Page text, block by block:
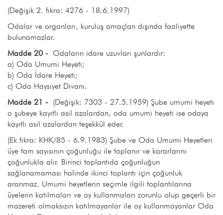
(Değişik 2. fıkra: 4276 - 18.6.1997)
Odalar ve organları, kuruluş amaçlan dışında faaliyette
bulunamazlar.
Madde 20 - Odaların idare uzuvları şunlardır:
a) Oda Umumi Heyeti;
b) Oda İdare Heyeti;
c) Oda Haysiyet Divanı.
Madde 21 - (Değişik: 7303 - 27.5.1959) Şube umumi heyeti
o şubeye kayıtlı asil azalardan, oda umumi heyeti ise odaya
kayıtlı asil azalardan teşekkül eder.
(Ek fıkra: KHK/85 - 6.9.1983) Şube ve Oda Umumi Heyetleri
üye tam sayısının çoğunluğu ile toplanır ve kararlarını
çoğunlukla alır. Birinci toplantıda çoğunluğun
sağlanamaması halinde ikinci toplantı için çoğunluk
aranmaz. Umumi heyetlerin seçimle ilgili toplantılarına
üyelerin katılmaları ve oy kullanmaları zorunlu olup geçerli bir
mazereti olmaksızın katılmayanlar ile oy kullanmayanlar Oda